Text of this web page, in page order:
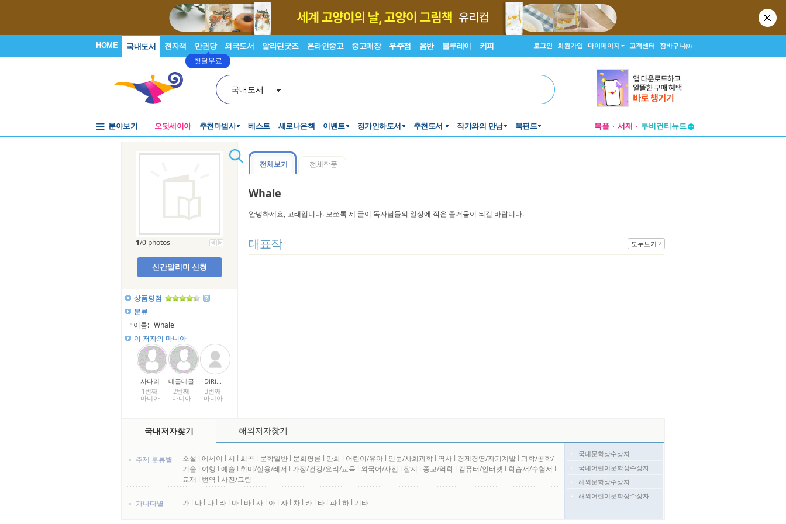
HOME 국내도서 전자책 만권당
첫달무료
외국도서 알라딘굿즈 온라인중고 중고매장 우주점 음반 블루레이 커피 로그인 회원가입 마이페이지 고객센터 장바구니(0)
국내도서
분야보기 오뒷세이아 추천마법사 베스트 새로나온책 이벤트 정가인하도서 추천도서 작가와의 만남 북펀드 북플 서재
투비컨티뉴드
1/0 photos
신간알리미 신청
상품평점
분류
이름: Whale
이 저자의 마니아
사다리
1번째
마니아
데굴데굴
2번째
마니아
DiRi...
3번째
마니아
전체보기 전체작품
Whale
안녕하세요, 고래입니다. 모쪼록 제 글이 독자님들의 일상에 작은 즐거움이 되길 바랍니다.
대표작 모두보기
국내저자찾기 해외저자찾기
주제 분류별 소설 l 에세이 l 시 l 희곡 l 문학일반 l 문화평론 l 만화 l 어린이/유아 l 인문/사회과학 l 역사 l 경제경영/자기계발 l 과학/공학/
기술 l 여행 l 예술 l 취미/실용/레저 l 가정/건강/요리/교육 l 외국어/사전 l 잡지 l 종교/역학 l 컴퓨터/인터넷 l 학습서/수험서 l
교재 l 번역 l 사진/그림
가나다별 가 l 나 l 다 l 라 l 마 l 바 l 사 l 아 l 자 l 차 l 카 l 타 l 파 l 하 l 기타
국내문학상수상자
국내어린이문학상수상자
해외문학상수상자
해외어린이문학상수상자